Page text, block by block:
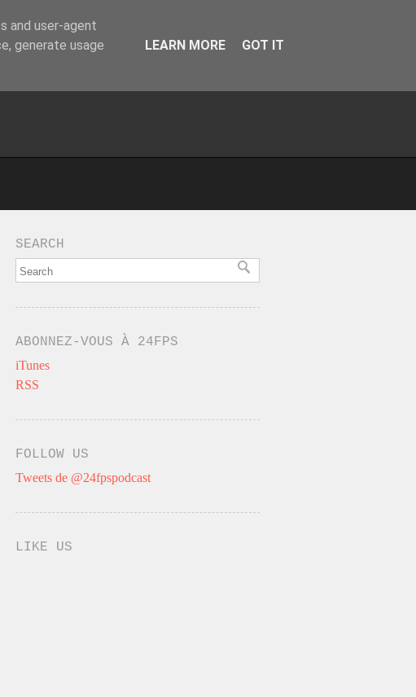
SEARCH
ABONNEZ-VOUS À 24FPS
iTunes
RSS
FOLLOW US
Tweets de @24fpspodcast
LIKE US
and user-agent
generate usage
LEARN MORE GOT IT